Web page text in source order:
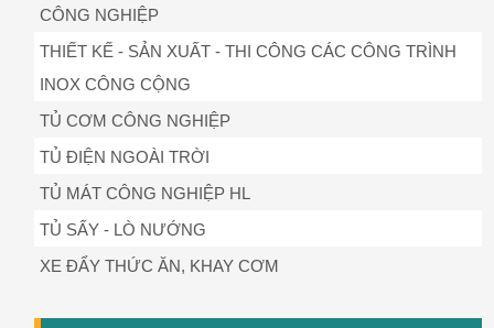
CÔNG NGHIỆP
THIẾT KẾ - SẢN XUẤT - THI CÔNG CÁC CÔNG TRÌNH
INOX CÔNG CỘNG
TỦ CƠM CÔNG NGHIỆP
TỦ ĐIỆN NGOÀI TRỜI
TỦ MÁT CÔNG NGHIỆP HL
TỦ SẤY - LÒ NƯỚNG
XE ĐẨY THỨC ĂN, KHAY CƠM